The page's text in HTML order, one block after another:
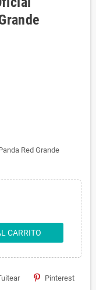
Red Grande
CARRITO
Pinterest